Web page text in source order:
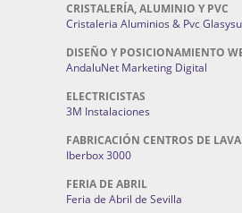
CRISTALERÍA, ALUMINIO Y PVC
Cristaleria Aluminios & Pvc
DISEÑO Y POSICIONAMIENTO
AndaluNet Marketing Digital
ELECTRICISTAS
3M Instalaciones
FABRICACIÓN CENTROS DE
Iberbox 3000
FERIA DE ABRIL
Feria de Abril de Sevilla